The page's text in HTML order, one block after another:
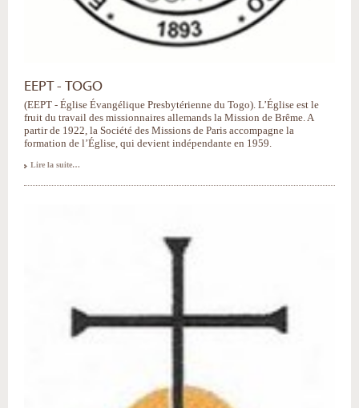
EEPT - TOGO
(EEPT - Église Évangélique Presbytérienne du Togo). L’Église est le
fruit du travail des missionnaires allemands la Mission de Brême. A
partir de 1922, la Société des Missions de Paris accompagne la
formation de l’Église, qui devient indépendante en 1959.
Lire la suite…